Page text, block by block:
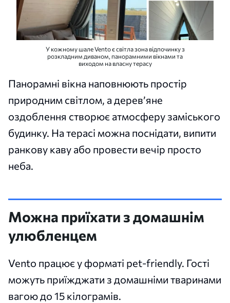
У кожному шале Vento є світла зона відпочинку з
розкладним диваном, панорамними вікнами та
виходом на власну терасу
Панорамні вікна наповнюють простір
природним світлом, а дерев’яне
оздоблення створює атмосферу заміського
будинку. На терасі можна поснідати, випити
ранкову каву або провести вечір просто
неба.
Можна приїхати з домашнім
улюбленцем
Vento працює у форматі pet-friendly. Гості
можуть приїжджати з домашніми тваринами
вагою до 15 кілограмів.